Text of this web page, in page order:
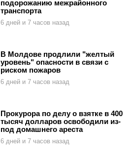
подорожанию межрайонного
транспорта
6 дней и 7 часов назад
В Молдове продлили "желтый
уровень" опасности в связи с
риском пожаров
6 дней и 7 часов назад
Прокурора по делу о взятке в 400
тысяч долларов освободили из-
под домашнего ареста
6 дней и 7 часов назад